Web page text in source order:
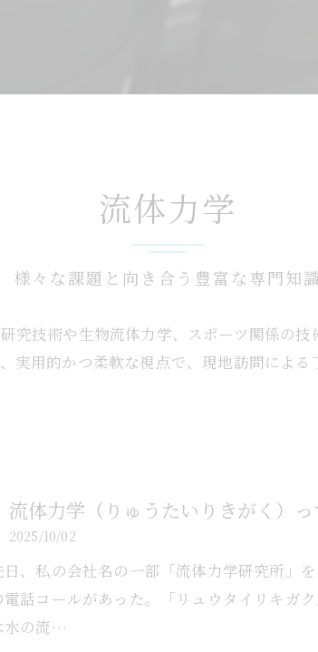
流体力学
様々な課題と向き合う豊富な専門知識
究技術や生物流体力学、スポーツ関係の
実用的かつ柔軟な視点で、現地訪問によ
流体力学（りゅうたいりきがく）っ
2025/10/02
日、私の会社名の一部「流体力学研究所」
電話コールがあった。「リュウタイリキガ
水の流…